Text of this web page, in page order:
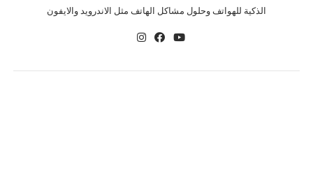
الذكية للهواتف وحلول مشاكل الهاتف مثل الاندرويد والايفون